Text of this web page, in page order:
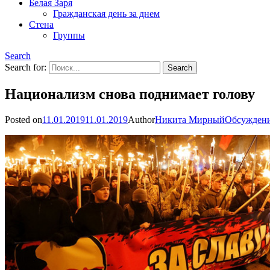
Белая Заря
Гражданская день за днем
Стена
Группы
Search
Search for:
Национализм снова поднимает голову
Posted on11.01.201911.01.2019AuthorНикита Мирный